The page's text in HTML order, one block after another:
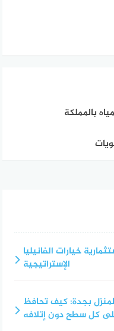
بالمملكة
خيارات الفانيليا
الإستراتيجية
بجدة: كيف تحافظ
كل سطح دون إتلافه